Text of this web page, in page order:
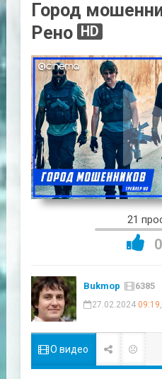
Город
Рено
HD
21
0
Bukmop 6385
27.02.2024 09:19
О видео